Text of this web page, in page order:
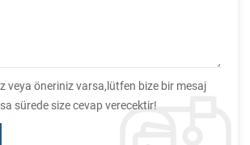
veya öneriniz varsa,lütfen bize bir mesaj
sürede size cevap verecektir!